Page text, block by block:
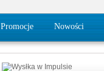
Promocje Nowości